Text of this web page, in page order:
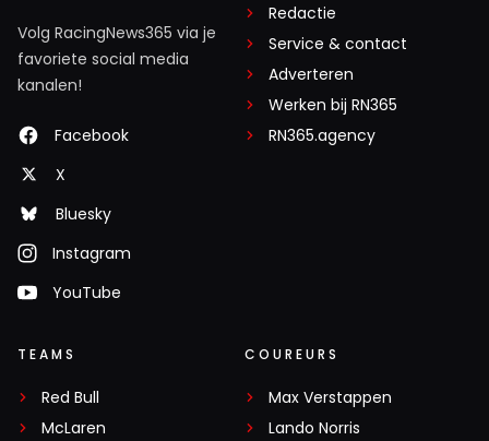
Volg RacingNews365 via je
favoriete social media
kanalen!
Facebook
X
Bluesky
Instagram
YouTube
Redactie
Service & contact
Adverteren
Werken bij RN365
RN365.agency
TEAMS
Red Bull
McLaren
COUREURS
Max Verstappen
Lando Norris